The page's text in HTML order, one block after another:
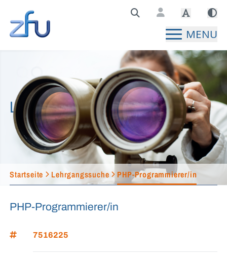
Zentralstelle für Fernunterricht Hauptseite
MENU
Lehrgangssuche
Startseite Lehrgangssuche PHP-Programmierer/in
PHP-Programmierer/in
7516225